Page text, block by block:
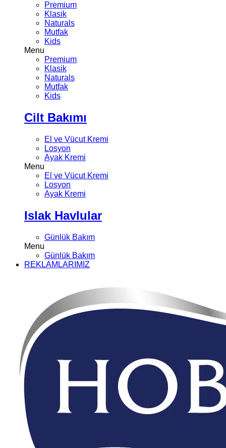
Premium
Klasik
Naturals
Mutfak
Kids
Menu
Premium
Klasik
Naturals
Mutfak
Kids
Cilt Bakımı
El ve Vücut Kremi
Losyon
Ayak Kremi
Menu
El ve Vücut Kremi
Losyon
Ayak Kremi
Islak Havlular
Günlük Bakım
Menu
Günlük Bakım
REKLAMLARIMIZ